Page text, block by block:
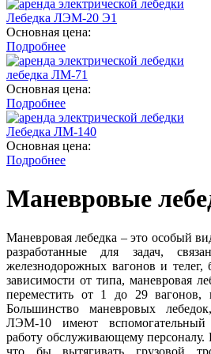
Лебедка ЛЭМ-20 Э1
Основная цена:
Подробнее
лебедка ЛМ-71
Основная цена:
Подробнее
Лебедка ЛМ-140
Основная цена:
Подробнее
Маневровые
Маневровая лебедка – это особый
разработанные для задач,
железнодорожных вагонов и телег,
зависимости от типа, маневровая
переместить от 1 до 29 вагонов,
Большинство маневровых
ЛЭМ-10 имеют
работу обслуживающему персоналу.
что бы вытягивать грузовой